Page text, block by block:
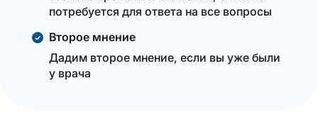
потребуется для ответа на все вопросы
Второе мнение
Дадим второе мнение, если вы уже были
у врача